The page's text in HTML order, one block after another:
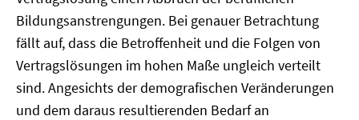
Bildungsanstrengungen. Bei genauer Betrachtung
fällt auf, dass die Betroffenheit und die Folgen von
Vertragslösungen im hohen Maße ungleich verteilt
sind. Angesichts der demografischen Veränderungen
und dem daraus resultierenden Bedarf an